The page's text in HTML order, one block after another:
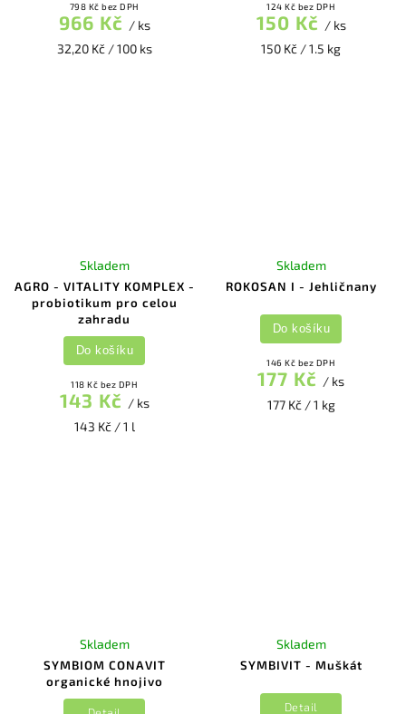
798 Kč bez DPH
966 Kč / ks
32,20 Kč / 100 ks
124 Kč bez DPH
150 Kč / ks
150 Kč / 1.5 kg
AGRO - VITALITY KOMPLEX -
probiotikum pro celou
zahradu
Skladem
118 Kč bez DPH
143 Kč / ks
143 Kč / 1 l
Do košíku
ROKOSAN I - Jehličnany
Skladem
146 Kč bez DPH
177 Kč / ks
177 Kč / 1 kg
Do košíku
SYMBIOM CONAVIT
organické hnojivo
Skladem
SYMBIVIT - Muškát
Skladem
Detail